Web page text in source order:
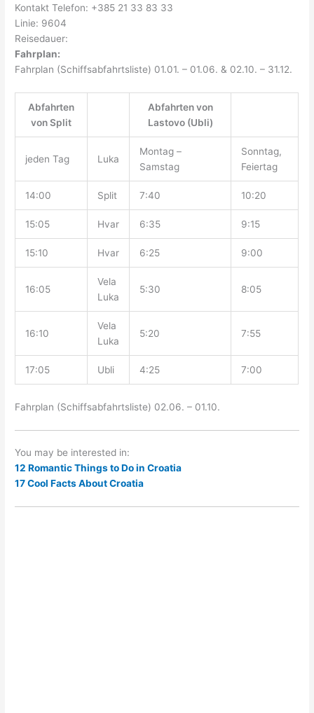
Kontakt Telefon: +385 21 33 83 33
Linie: 9604
Reisedauer:
Fahrplan:
Fahrplan (Schiffsabfahrtsliste) 01.01. – 01.06. & 02.10. – 31.12.
Abfahrten
von Split
Abfahrten von
Lastovo (Ubli)
jeden Tag Luka
Montag –
Samstag
Sonntag,
Feiertag
14:00 Split 7:40 10:20
15:05 Hvar 6:35 9:15
15:10 Hvar 6:25 9:00
16:05
Vela
Luka
5:30 8:05
16:10
Vela
Luka
5:20 7:55
17:05 Ubli 4:25 7:00
Fahrplan (Schiffsabfahrtsliste) 02.06. – 01.10.
You may be interested in:
12 Romantic Things to Do in Croatia
17 Cool Facts About Croatia